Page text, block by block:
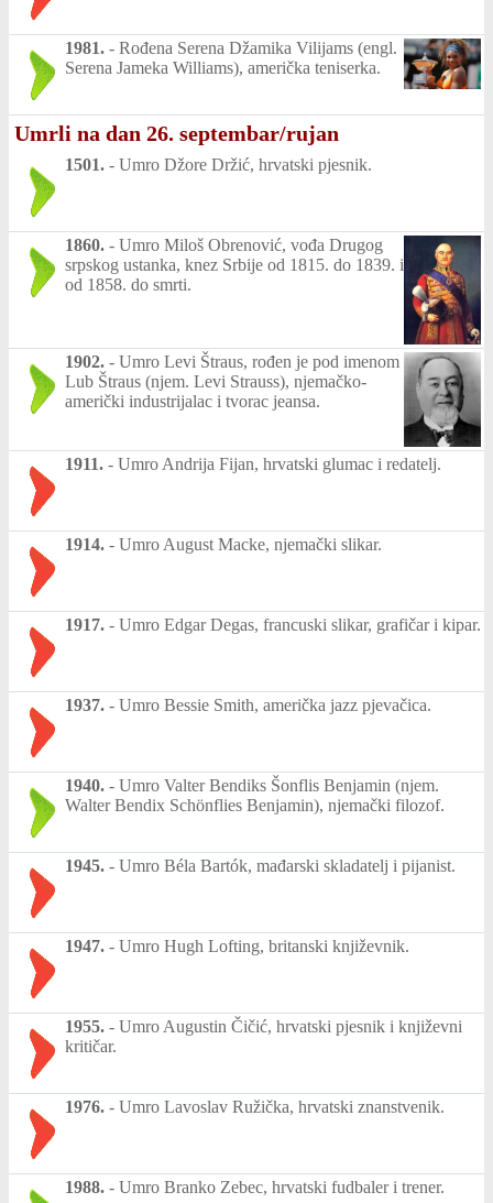
1981. - Rođena Serena Džamika Vilijams (engl.
Serena Jameka Williams), američka teniserka.
Umrli na dan 26. septembar/rujan
1501. - Umro Džore Držić, hrvatski pjesnik.
1860. - Umro Miloš Obrenović, vođa Drugog
srpskog ustanka, knez Srbije od 1815. do 1839. i
od 1858. do smrti.
1902. - Umro Levi Štraus, rođen je pod imenom
Lub Štraus (njem. Levi Strauss), njemačko-
američki industrijalac i tvorac jeansa.
1911. - Umro Andrija Fijan, hrvatski glumac i redatelj.
1914. - Umro August Macke, njemački slikar.
1917. - Umro Edgar Degas, francuski slikar, grafičar i kipar.
1937. - Umro Bessie Smith, američka jazz pjevačica.
1940. - Umro Valter Bendiks Šonflis Benjamin (njem.
Walter Bendix Schönflies Benjamin), njemački filozof.
1945. - Umro Béla Bartók, mađarski skladatelj i pijanist.
1947. - Umro Hugh Lofting, britanski književnik.
1955. - Umro Augustin Čičić, hrvatski pjesnik i književni
kritičar.
1976. - Umro Lavoslav Ružička, hrvatski znanstvenik.
1988. - Umro Branko Zebec, hrvatski fudbaler i trener.